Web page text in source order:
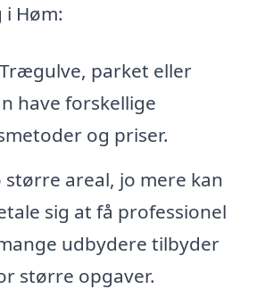
Høm:
parket eller
have forskellige
og priser.
større areal, jo mere kan
sig at få professionel
udbydere tilbyder
større opgaver.